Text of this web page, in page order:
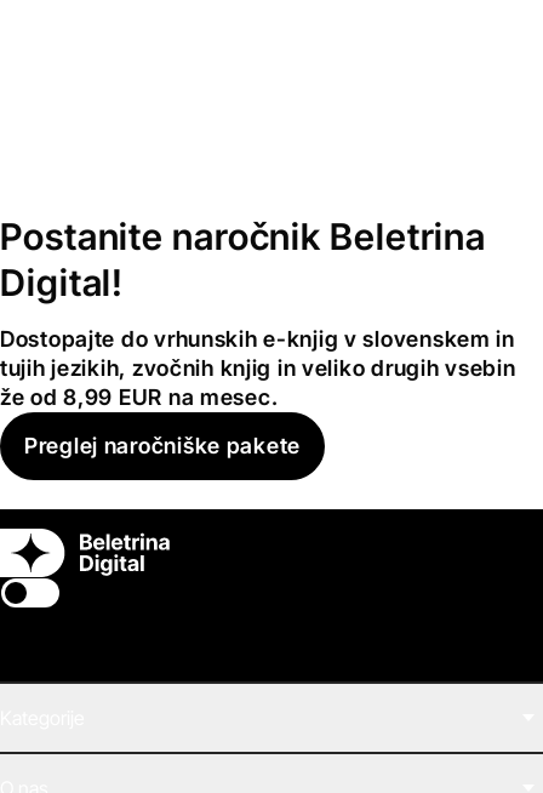
Postanite naročnik Beletrina
Digital!
Dostopajte do vrhunskih e-knjig v slovenskem in
tujih jezikih, zvočnih knjig in veliko drugih vsebin
že od 8,99 EUR na mesec.
Preglej naročniške pakete
Switch theme